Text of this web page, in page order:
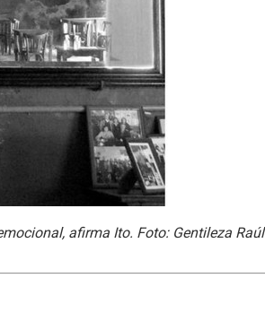
afirma Ito. Foto: Gentileza Raúl